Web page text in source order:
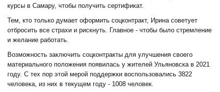
курсы в Самару, чтобы получить сертификат.
Тем, кто только думает оформить соцконтракт, Ирина советует
отбросить все страхи и рискнуть. Главное - чтобы было стремление
и желание работать.
Возможность заключить соцконтракты для улучшения своего
материального положения появилась у жителей Ульяновска в 2021
году. С тех пор этой мерой поддержки воспользовались 3822
человека, из них в текущем году - 1008 человек.